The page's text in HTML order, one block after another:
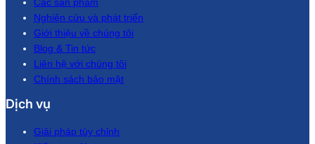
Nghiên cứu và phát triển
Giới thiệu về chúng tôi
Blog & Tin tức
Liên hệ với chúng tôi
Chính sách bảo mật
Dịch vụ
Giải pháp tùy chỉnh